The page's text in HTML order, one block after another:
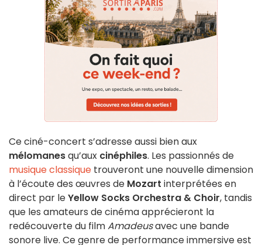
Ce ciné-concert s’adresse aussi bien aux
mélomanesqu’aux cinéphiles. Les passionnés de
musique classique trouveront une nouvelle dimension
à l’écoute des œuvres de Mozart interprétées en
direct par leYellow Socks Orchestra & Choir, tandis
que les amateurs de cinéma apprécieront la
redécouverte du filmAmadeusavec une bande
sonore live. Ce genre de performance immersive est